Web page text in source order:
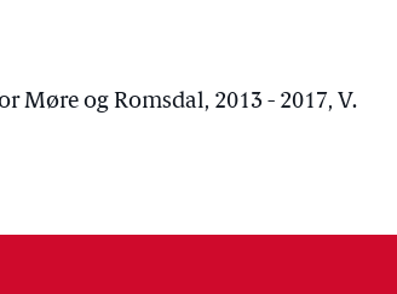
Møre og Romsdal, 2013 - 2017, V.